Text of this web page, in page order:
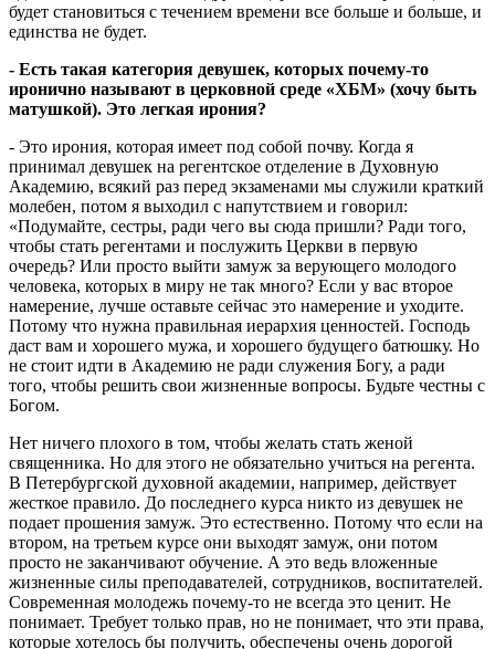
будет становиться с течением времени все больше и больше, и
единства не будет.
- Есть такая категория девушек, которых почему-то
иронично называют в церковной среде «ХБМ» (хочу быть
матушкой). Это легкая ирония?
- Это ирония, которая имеет под собой почву. Когда я
принимал девушек на регентское отделение в Духовную
Академию, всякий раз перед экзаменами мы служили краткий
молебен, потом я выходил с напутствием и говорил:
«Подумайте, сестры, ради чего вы сюда пришли? Ради того,
чтобы стать регентами и послужить Церкви в первую
очередь? Или просто выйти замуж за верующего молодого
человека, которых в миру не так много? Если у вас второе
намерение, лучше оставьте сейчас это намерение и уходите.
Потому что нужна правильная иерархия ценностей. Господь
даст вам и хорошего мужа, и хорошего будущего батюшку. Но
не стоит идти в Академию не ради служения Богу, а ради
того, чтобы решить свои жизненные вопросы. Будьте честны с
Богом.
Нет ничего плохого в том, чтобы желать стать женой
священника. Но для этого не обязательно учиться на регента.
В Петербургской духовной академии, например, действует
жесткое правило. До последнего курса никто из девушек не
подает прошения замуж. Это естественно. Потому что если на
втором, на третьем курсе они выходят замуж, они потом
просто не заканчивают обучение. А это ведь вложенные
жизненные силы преподавателей, сотрудников, воспитателей.
Современная молодежь почему-то не всегда это ценит. Не
понимает. Требует только прав, но не понимает, что эти права,
которые хотелось бы получить, обеспечены очень дорогой